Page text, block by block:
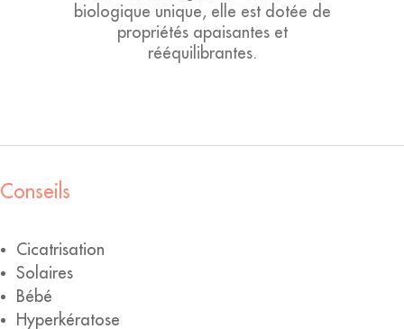
biologique unique, elle est dotée de
propriétés apaisantes et
rééquilibrantes.
Conseils
Cicatrisation
Solaires
Bébé
Hyperkératose